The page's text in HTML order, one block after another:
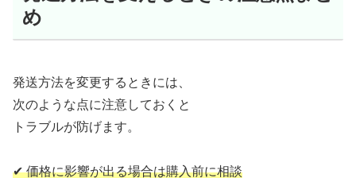
め
発送方法を変更するときには、
次のような点に注意しておくと
トラブルが防げます。
✔ 価格に影響が出る場合は購入前に相談